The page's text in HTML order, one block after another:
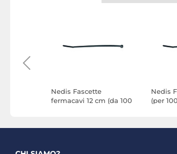
Nedis Fascette
fermacavi 12 cm (da 100
Nedis
(per